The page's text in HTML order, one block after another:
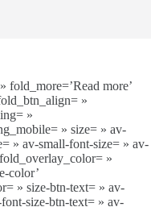
more’
»
»
» size= » av-
» av-small-font-size= » av-
»
color’
» size-btn-text= » av-
size-btn-text= » av-